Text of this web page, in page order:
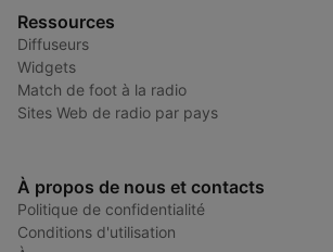
Ressources
Diffuseurs
Widgets
Match de foot à la radio
Sites Web de radio par pays
À propos de nous et contacts
Politique de confidentialité
Conditions d'utilisation